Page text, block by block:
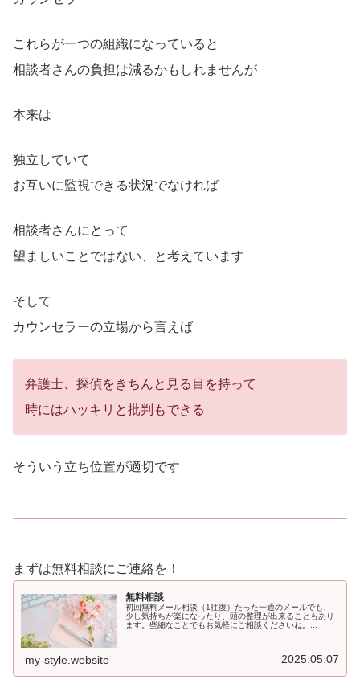
これらが一つの組織になっていると
相談者さんの負担は減るかもしれませんが
本来は
独立していて
お互いに監視できる状況でなければ
相談者さんにとって
望ましいことではない、と考えています
そして
カウンセラーの立場から言えば
弁護士、探偵をきちんと見る目を持って
時にはハッキリと批判もできる
そういう立ち位置が適切です
まずは無料相談にご連絡を！
無料相談
初回無料メール相談（1往復）たった一通のメールでも、
少し気持ちが楽になったり、頭の整理が出来ることもあり
ます。些細なことでもお気軽にご相談くださいね。...
my-style.website 2025.05.07